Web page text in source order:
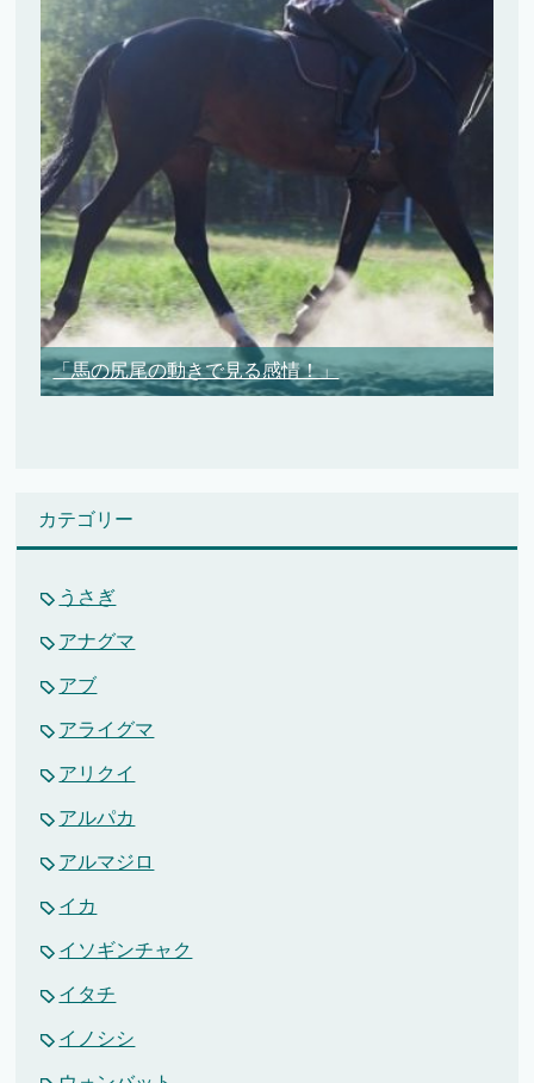
「馬の尻尾の動きで見る感情！」
カテゴリー
うさぎ
アナグマ
アブ
アライグマ
アリクイ
アルパカ
アルマジロ
イカ
イソギンチャク
イタチ
イノシシ